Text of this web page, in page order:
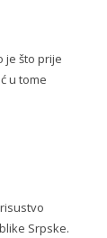
je što prije
u tome
Srpske.